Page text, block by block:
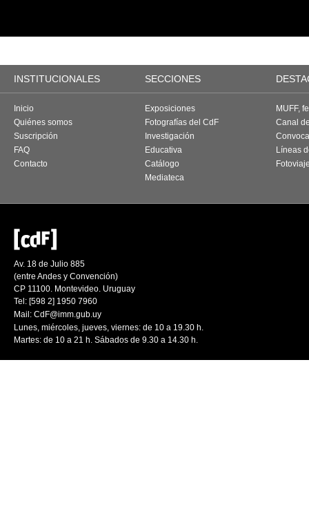
INSTITUCIONALES SECCIONES
Inicio
Quiénes somos
Suscripción
FAQ
Contacto
Exposiciones
Fotografías del CdF
Investigación
Educativa
Catálogo
Mediateca
MUFF,
Canal
Líneas
Av. 18 de Julio 885
(entre Andes y Convención)
CP 11100. Montevideo. Uruguay
Tel: [598 2] 1950 7960
Mail: CdF@imm.gub.uy
Lunes, miércoles, jueves, viernes: de 10 a 19.30 h.
Martes: de 10 a 21 h. Sábados de 9.30 a 14.30 h.